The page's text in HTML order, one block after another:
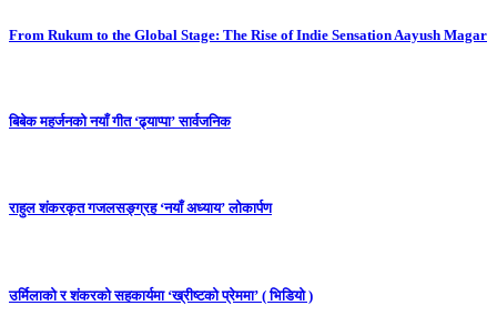
From Rukum to the Global Stage: The Rise of Indie Sensation Aayush Magar
बिबेक महर्जनको नयाँ गीत ‘ढ्याप्पा’ सार्वजनिक
राहुल शंकरकृत गजलसङ्ग्रह ‘नयाँ अध्याय’ लोकार्पण
उर्मिलाको र शंकरको सहकार्यमा ‘ख्रीष्टको प्रेममा’ ( भिडियो )